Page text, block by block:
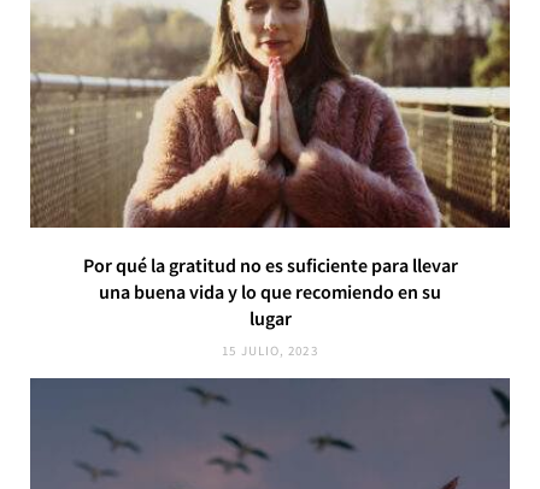
Por qué la gratitud no es suficiente para llevar
una buena vida y lo que recomiendo en su
lugar
15 JULIO, 2023